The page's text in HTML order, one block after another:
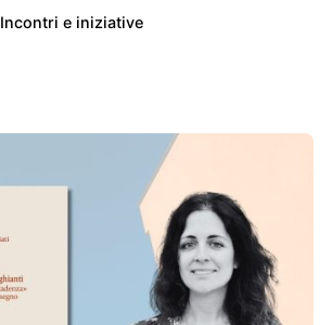
Incontri e iniziative